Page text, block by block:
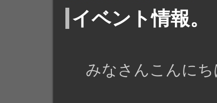
イベント情報。
みなさんこんにち